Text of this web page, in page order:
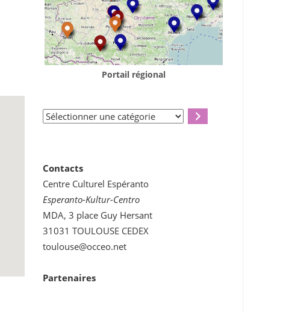
Office 365 Outlook Live
Portail régional
Sélectionner
Contacts
Centre Culturel Espéranto
Esperanto-Kultur-Centro
MDA, 3 place Guy Hersant
31031 TOULOUSE CEDEX
toulouse@occeo.net
Partenaires